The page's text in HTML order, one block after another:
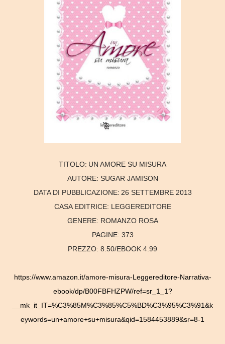
TITOLO: UN AMORE SU MISURA
AUTORE: SUGAR JAMISON
DATA DI PUBBLICAZIONE: 26 SETTEMBRE 2013
CASA EDITRICE: LEGGEREDITORE
GENERE: ROMANZO ROSA
PAGINE: 373
PREZZO: 8.50/EBOOK 4.99
https://www.amazon.it/amore-misura-Leggereditore-Narrativa-
ebook/dp/B00FBFHZPW/ref=sr_1_1?
__mk_it_IT=%C3%85M%C3%85%C5%BD%C3%95%C3%91&k
eywords=un+amore+su+misura&qid=1584453889&sr=8-1